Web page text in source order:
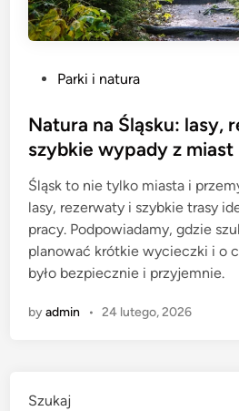
s
t
d
i
n
Parki i natura
Natura na Śląsku: lasy,
szybkie wypady z miast
Śląsk to nie tylko miasta i
lasy, rezerwaty i szybkie trasy
pracy. Podpowiadamy, gdzie
planować krótkie wycieczki i o
było bezpiecznie i przyjemnie.
byadmin • 24 lutego, 2026
Szukaj